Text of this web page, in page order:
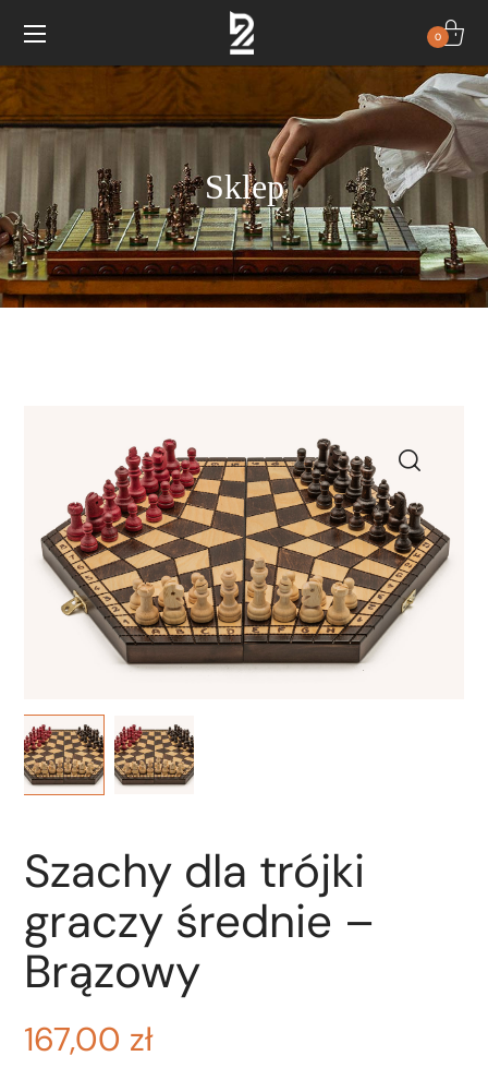
0
Sklep
Szachy dla trójki
graczy średnie –
Brązowy
167,00 zł